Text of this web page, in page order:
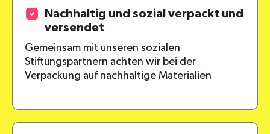
Nachhaltig und sozial verpackt und
versendet
Gemeinsam mit unseren sozialen
Stiftungspartnern achten wir bei der
Verpackung auf nachhaltige Materialien